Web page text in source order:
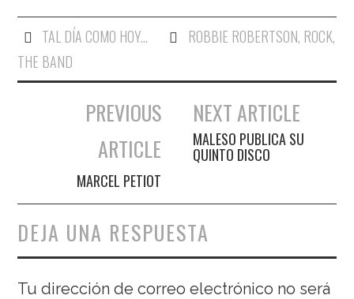
TAL DÍA COMO HOY... ROBBIE ROBERTSON, ROCK,
THE BAND
Navegación de entradas
PREVIOUS
ARTICLE
MARCEL PETIOT
NEXT ARTICLE
MALESO PUBLICA SU
QUINTO DISCO
DEJA UNA RESPUESTA
Tu dirección de correo electrónico no será